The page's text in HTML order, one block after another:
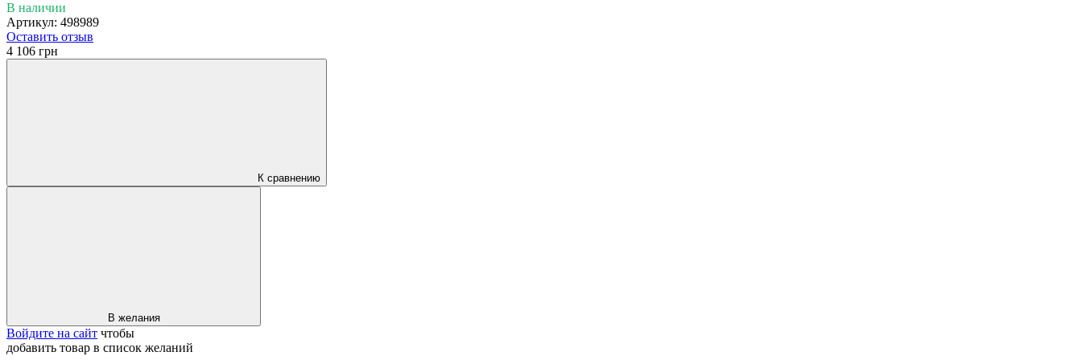
В наличии
Артикул: 498989
Оставить отзыв
4 106 грн
К сравнению
В желания
Войдите на сайт чтобы
добавить товар в список желаний